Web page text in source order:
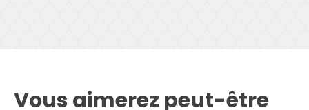
Vous aimerez peut-être